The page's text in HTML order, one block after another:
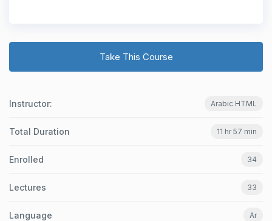
Take This Course
Instructor: Arabic HTML
Total Duration 11 hr 57 min
Enrolled 34
Lectures 33
Language Ar